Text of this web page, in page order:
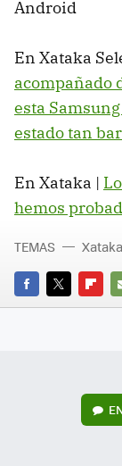
Android
En Xataka
acompañado
esta
estado tan
En Xataka |
hemos
FACEBOOK
TWITTER
TEMAS